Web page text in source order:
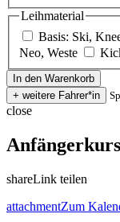
Leihmaterial
Basis: Ski,
Neo, Weste
close
Anfängerkurs
shareLink teilen
attachmentZum